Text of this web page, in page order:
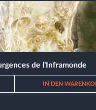
de l'Inframonde
IN DEN